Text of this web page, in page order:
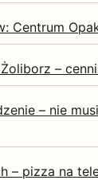
Centrum
–
– nie
– pizza na